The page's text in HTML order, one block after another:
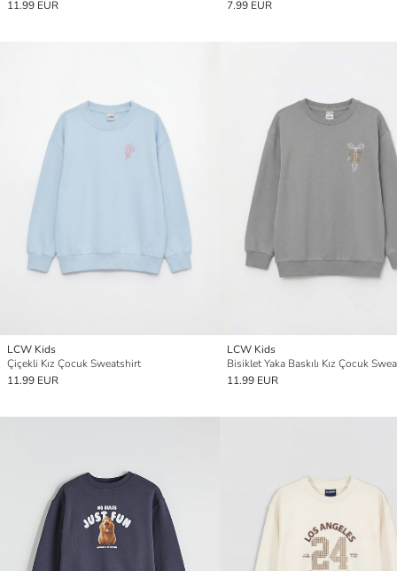
11.99 EUR 7.99 EUR
LCW Kids
Çiçekli Kız Çocuk Sweatshirt
11.99 EUR
LCW Kids
Bisiklet Yaka Baskılı Kız Çocuk
11.99 EUR